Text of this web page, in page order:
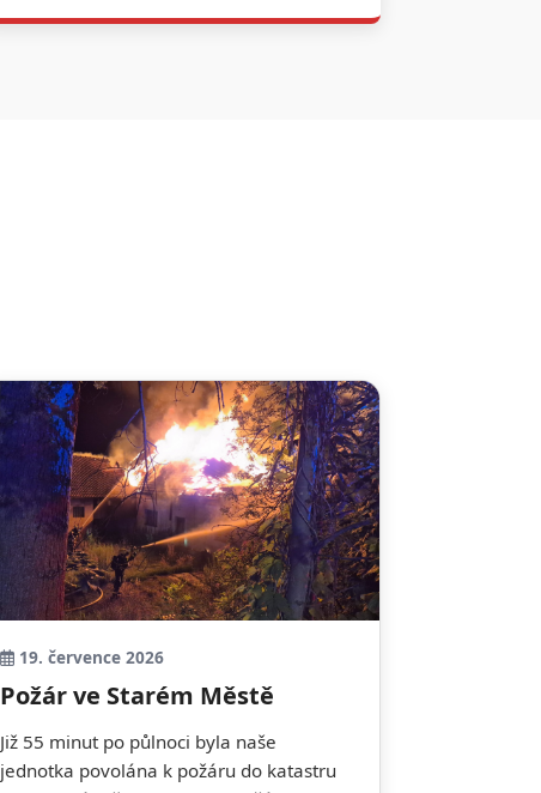
19. července 2026
Požár ve Starém Městě
Již 55 minut po půlnoci byla naše
jednotka povolána k požáru do katastru